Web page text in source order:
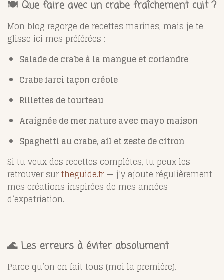
🍽️ Que faire avec un crabe fraîchement cuit ?
Mon blog regorge de recettes marines, mais je te
glisse ici mes préférées :
Salade de crabe à la mangue et coriandre
Crabe farci façon créole
Rillettes de tourteau
Araignée de mer nature avec mayo maison
Spaghetti au crabe, ail et zeste de citron
Si tu veux des recettes complètes, tu peux les
retrouver surtheguide.fr— j’y ajoute régulièrement
mes créations inspirées de mes années
d’expatriation.
🌊 Les erreurs à éviter absolument
Parce qu’on en fait tous (moi la première).